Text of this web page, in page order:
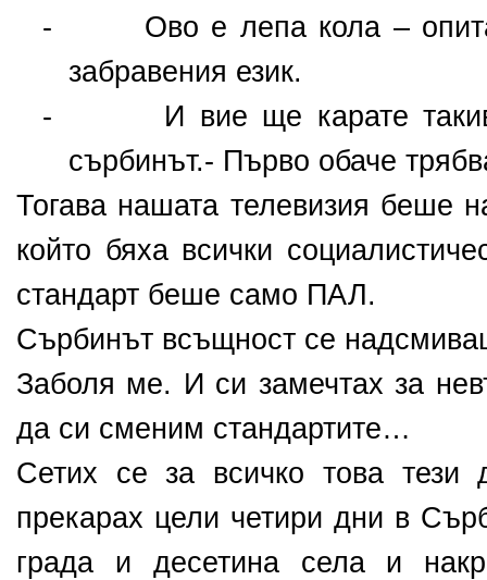
-
Ово е лепа кола –
забравения език.
-
И вие ще карате
сърбинът.- Първо обаче
Тогава нашата телевизия беше
който бяха всички
стандарт беше само ПАЛ.
Сърбинът всъщност се
Заболя ме. И си замечтах за
да си сменим стандартите…
Сетих се за всичко това тези
прекарах цели четири дни в
града и десетина села и